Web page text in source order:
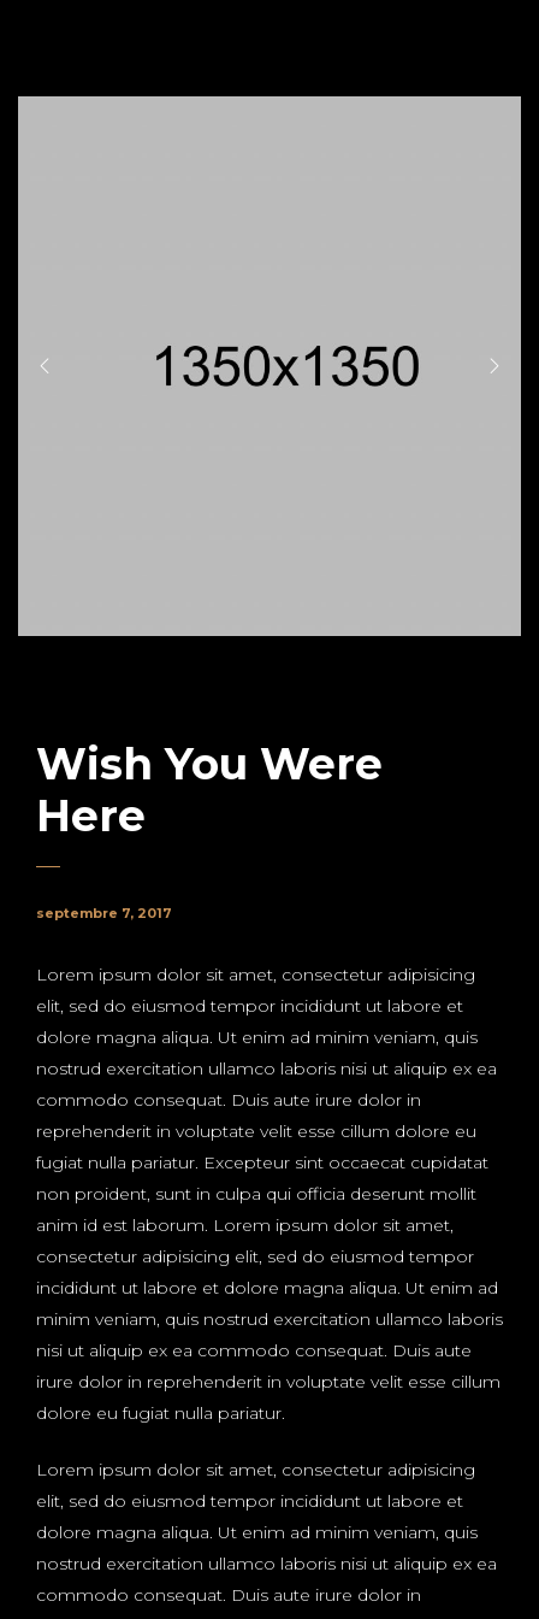
Wish You Were
Here
septembre 7, 2017
Lorem ipsum dolor sit amet, consectetur adipisicing
elit, sed do eiusmod tempor incididunt ut labore et
dolore magna aliqua. Ut enim ad minim veniam, quis
nostrud exercitation ullamco laboris nisi ut aliquip ex ea
commodo consequat. Duis aute irure dolor in
reprehenderit in voluptate velit esse cillum dolore eu
fugiat nulla pariatur. Excepteur sint occaecat cupidatat
non proident, sunt in culpa qui officia deserunt mollit
anim id est laborum. Lorem ipsum dolor sit amet,
consectetur adipisicing elit, sed do eiusmod tempor
incididunt ut labore et dolore magna aliqua. Ut enim ad
minim veniam, quis nostrud exercitation ullamco laboris
nisi ut aliquip ex ea commodo consequat. Duis aute
irure dolor in reprehenderit in voluptate velit esse cillum
dolore eu fugiat nulla pariatur.
Lorem ipsum dolor sit amet, consectetur adipisicing
elit, sed do eiusmod tempor incididunt ut labore et
dolore magna aliqua. Ut enim ad minim veniam, quis
nostrud exercitation ullamco laboris nisi ut aliquip ex ea
commodo consequat. Duis aute irure dolor in